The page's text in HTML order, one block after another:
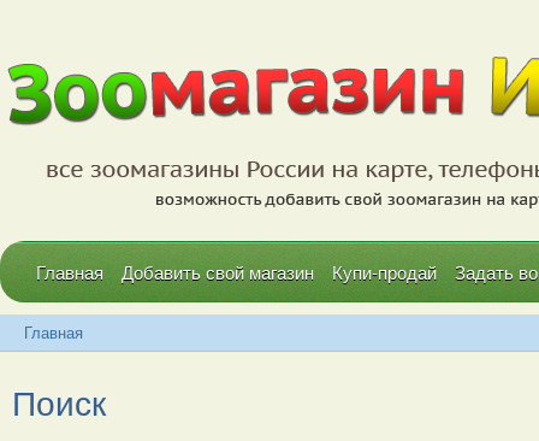
Главная Добавить свой магазин Купи-продай Задать
Главная
Поиск